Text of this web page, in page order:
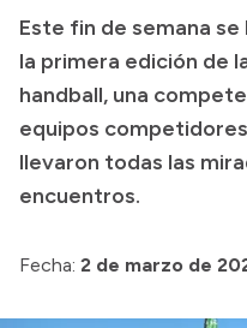
Transparencia
Inversión en Salud
Licitaciones
Consulta de
Este fin de semana
la primera edición de
handball, una
equipos
llevaron todas las
encuentros.
Fecha: 2 de marzo de